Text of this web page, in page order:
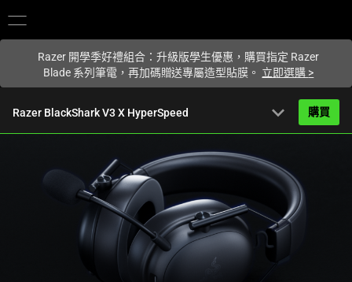
Razer 開學季好禮組合：升級版學生優惠，購買指定 Razer
Blade 系列筆電，再加碼贈送專屬造型貼膜。 立即選購 >
Razer BlackShark V3 X HyperSpeed expand_more 購買
產品簡介